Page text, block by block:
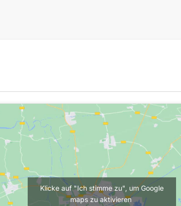
Klicke auf "Ich stimme zu", um Google
maps zu aktivieren